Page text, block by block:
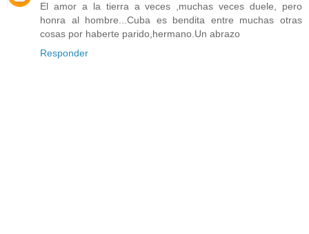
El amor a la tierra a veces ,muchas veces duele, pero
honra al hombre...Cuba es bendita entre muchas otras
cosas por haberte parido,hermano.Un abrazo
Responder